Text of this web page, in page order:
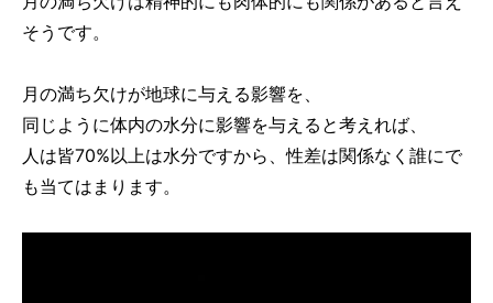
そうです。
月の満ち欠けが地球に与える影響を、
同じように体内の水分に影響を与えると考えれば、
人は皆70%以上は水分ですから、性差は関係なく誰にで
も当てはまります。